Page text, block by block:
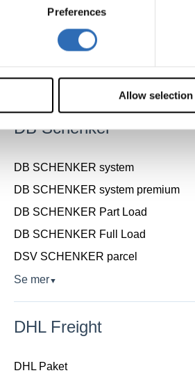
Preferences
Allow selection
EDS Express – Leveransgaranti
EDS Flygfrakt
EDS Vägtransport Utrikes
DB Schenker
DB SCHENKER system
DB SCHENKER system premium
DB SCHENKER Part Load
DB SCHENKER Full Load
DSV SCHENKER parcel
Se mer▼
DHL Freight
DHL Paket